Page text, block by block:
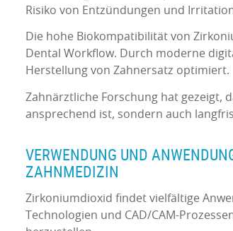
Risiko von Entzündungen und
Die hohe Biokompatibilität von
Dental Workflow. Durch moderne
Herstellung von Zahnersatz optimiert.
Zahnärztliche Forschung hat gezeigt,
ansprechend ist, sondern auch
VERWENDUNG UND
ZAHNMEDIZIN
Zirkoniumdioxid findet vielfältige
Technologien und CAD/CAM-